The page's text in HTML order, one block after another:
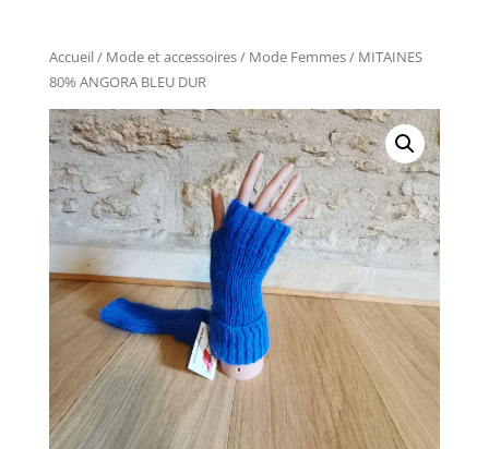
Accueil/ Mode et accessoires/ Mode Femmes/ MITAINES
80% ANGORA BLEU DUR